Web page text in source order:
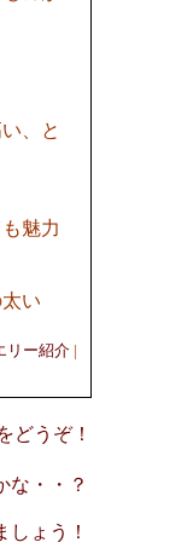
、と
魅力
い
リー紹介 |
どうぞ！
な・・？
ょう！